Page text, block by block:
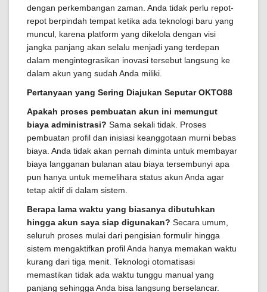
dengan perkembangan zaman. Anda tidak perlu repot-
repot berpindah tempat ketika ada teknologi baru yang
muncul, karena platform yang dikelola dengan visi
jangka panjang akan selalu menjadi yang terdepan
dalam mengintegrasikan inovasi tersebut langsung ke
dalam akun yang sudah Anda miliki.
Pertanyaan yang Sering Diajukan Seputar OKTO88
Apakah proses pembuatan akun ini memungut
biaya administrasi? Sama sekali tidak. Proses
pembuatan profil dan inisiasi keanggotaan murni bebas
biaya. Anda tidak akan pernah diminta untuk membayar
biaya langganan bulanan atau biaya tersembunyi apa
pun hanya untuk memelihara status akun Anda agar
tetap aktif di dalam sistem.
Berapa lama waktu yang biasanya dibutuhkan
hingga akun saya siap digunakan? Secara umum,
seluruh proses mulai dari pengisian formulir hingga
sistem mengaktifkan profil Anda hanya memakan waktu
kurang dari tiga menit. Teknologi otomatisasi
memastikan tidak ada waktu tunggu manual yang
panjang sehingga Anda bisa langsung berselancar.